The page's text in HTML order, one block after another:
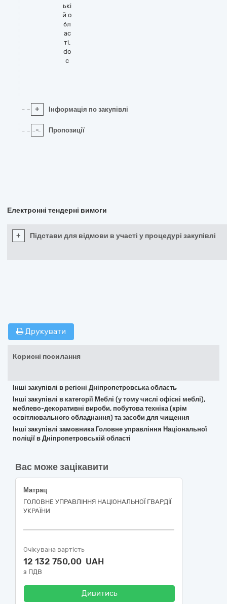
ькі
й о
бл
ас
ті.
do
c
+ Інформація по закупівлі
- Пропозиції
Електронні тендерні вимоги
+ Підстави для відмови в участі у процедурі закупівлі
Друкувати
Корисні посилання
Інші закупівлі в регіоні Дніпропетровська область
Інші закупівлі в категорії Меблі (у тому числі офісні меблі),
меблево-декоративні вироби, побутова техніка (крім
освітлювального обладнання) та засоби для чищення
Інші закупівлі замовника Головне управління Національної
поліції в Дніпропетровській області
Вас може зацікавити
Матрац
ГОЛОВНЕ УПРАВЛІННЯ НАЦІОНАЛЬНОЇ ГВАРДІЇ
УКРАЇНИ
Очікувана вартість
12 132 750,00 UAH
з ПДВ
Дивитись